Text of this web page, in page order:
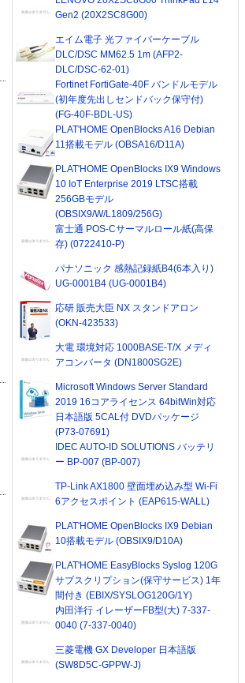
Gen2 (20X2SC8G00)
エイム電子 光ファイバーケーブル
DLC/DSC MM62.5 1m (AFP2-
DLC/DSC-62-01)
Fortinet FortiGate-40F バンドルモデル
(初年度先出しセンドバック保守付)
(FG-40F-BDL-US)
PLAT'HOME OpenBlocks A16 Debian
11搭載モデル (OBSA16/D11A)
PLAT'HOME OpenBlocks IX9 Windows
10 IoT Enterprise 2019 LTSC搭載
256GBモデル
(OBSIX9/W/L1809/256G)
富士通 POS-Cサーマルロール紙(高保
存) (0722410-P)
パナソニック 感熱記録紙B4(6本入り)
UG-0001B4 (UG-0001B4)
応研 販売大臣 NX スタンドアロン
(OKN-423533)
大電 環境対応 1000BASE-T/X メディ
アコンバータ (DN1800SG2E)
Microsoft Windows Server Standard
2019 16コアライセンス 64bitWin対応
日本語版 5CAL付 DVDパッケージ
(P73-07691)
IDEC AUTO-ID SOLUTIONS バッテリ
ー BP-007 (BP-007)
TP-Link AX1800 壁面埋め込み型 Wi-Fi
6アクセスポイント (EAP615-WALL)
PLAT'HOME OpenBlocks IX9 Debian
10搭載モデル (OBSIX9/D10A)
PLAT'HOME EasyBlocks Syslog 120G
サブスクリプション(保守サービス) 1年
間付き (EBIX/SYSLOG120G/1Y)
内田洋行 イレーザーFB型(大) 7-337-
0040 (7-337-0040)
三菱電機 GX Developer 日本語版
(SW8D5C-GPPW-J)